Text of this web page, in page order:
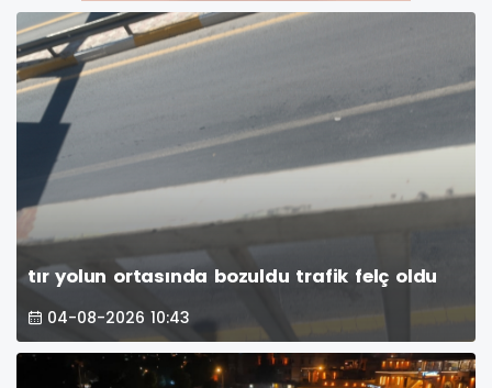
tır yolun ortasında bozuldu trafik felç oldu
04-08-2026 10:43